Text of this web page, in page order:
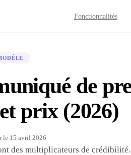
Fonctionnalités
de
prix (2026)
le 15 avril 2026
des multiplicateurs de